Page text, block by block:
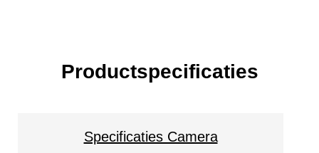
Productspecificaties
Specificaties Camera